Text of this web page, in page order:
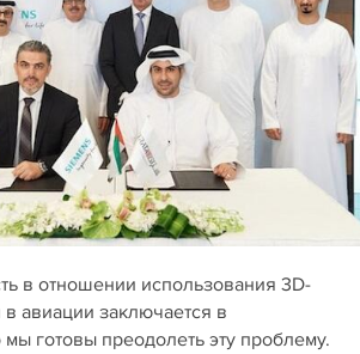
в отношении использования 3D-
авиации заключается в
готовы преодолеть эту проблему.